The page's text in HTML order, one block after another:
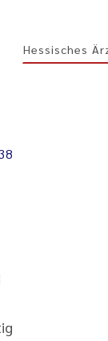
Hessisches